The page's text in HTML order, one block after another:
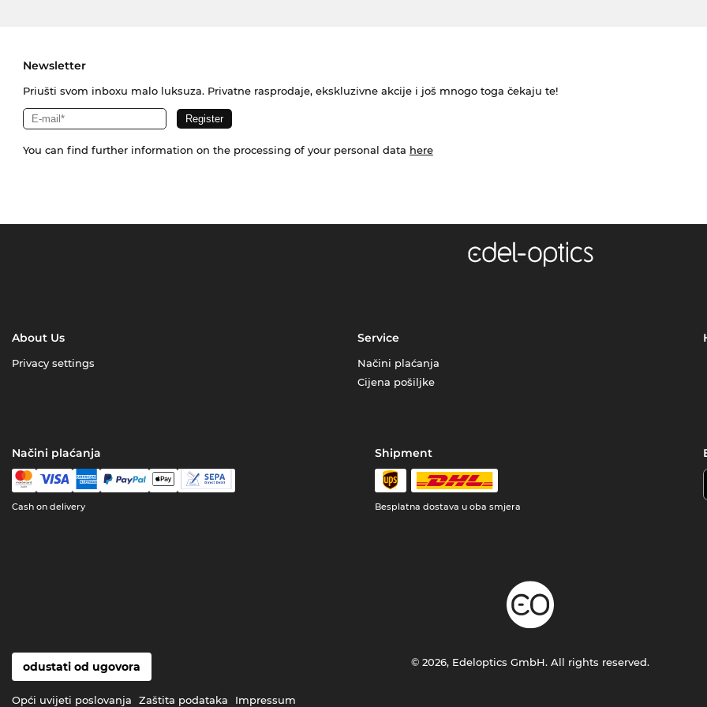
Newsletter
Priušti svom inboxu malo luksuza. Privatne rasprodaje, ekskluzivne akcije i još mnogo toga čekaju te!
You can find further information on the processing of your personal data here
About Us
Privacy settings
Service
Načini plaćanja
Cijena pošiljke
Načini plaćanja
Cash on delivery
Shipment
Besplatna dostava u oba smjera
odustati od ugovora
Opći uvijeti poslovanja Zaštita podataka Impressum
© 2026, Edeloptics GmbH. All rights reserved.